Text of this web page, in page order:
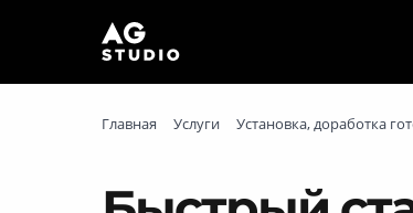
Главная Услуги Установка, доработка